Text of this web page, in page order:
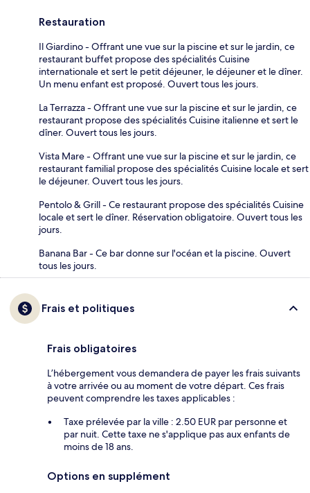
Restauration
Il Giardino - Offrant une vue sur la piscine et sur le jardin, ce
restaurant buffet propose des spécialités Cuisine
internationale et sert le petit déjeuner, le déjeuner et le dîner.
Un menu enfant est proposé. Ouvert tous les jours.
La Terrazza - Offrant une vue sur la piscine et sur le jardin, ce
restaurant propose des spécialités Cuisine italienne et sert le
dîner. Ouvert tous les jours.
Vista Mare - Offrant une vue sur la piscine et sur le jardin, ce
restaurant familial propose des spécialités Cuisine locale et sert
le déjeuner. Ouvert tous les jours.
Pentolo & Grill - Ce restaurant propose des spécialités Cuisine
locale et sert le dîner. Réservation obligatoire. Ouvert tous les
jours.
Banana Bar - Ce bar donne sur l'océan et la piscine. Ouvert
tous les jours.
Frais et politiques
Frais obligatoires
L’hébergement vous demandera de payer les frais suivants
à votre arrivée ou au moment de votre départ. Ces frais
peuvent comprendre les taxes applicables :
Taxe prélevée par la ville : 2.50 EUR par personne et
par nuit. Cette taxe ne s'applique pas aux enfants de
moins de 18 ans.
Options en supplément